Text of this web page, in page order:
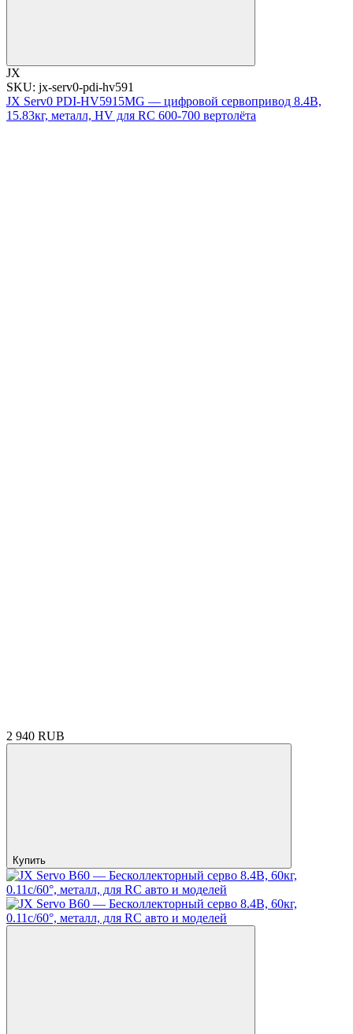
JX
SKU: jx-serv0-pdi-hv591
JX Serv0 PDI-HV5915MG — цифровой сервопривод 8.4В,
15.83кг, металл, HV для RC 600-700 вертолёта
2 940 RUB
Купить